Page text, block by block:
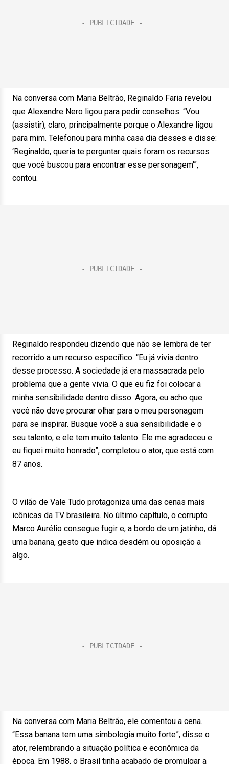
Na conversa com Maria Beltrão, Reginaldo Faria revelou
que Alexandre Nero ligou para pedir conselhos. “Vou
(assistir), claro, principalmente porque o Alexandre ligou
para mim. Telefonou para minha casa dia desses e disse:
‘Reginaldo, queria te perguntar quais foram os recursos
que você buscou para encontrar esse personagem'”,
contou.
Reginaldo respondeu dizendo que não se lembra de ter
recorrido a um recurso específico. “Eu já vivia dentro
desse processo. A sociedade já era massacrada pelo
problema que a gente vivia. O que eu fiz foi colocar a
minha sensibilidade dentro disso. Agora, eu acho que
você não deve procurar olhar para o meu personagem
para se inspirar. Busque você a sua sensibilidade e o
seu talento, e ele tem muito talento. Ele me agradeceu e
eu fiquei muito honrado”, completou o ator, que está com
87 anos.
O vilão de Vale Tudo protagoniza uma das cenas mais
icônicas da TV brasileira. No último capítulo, o corrupto
Marco Aurélio consegue fugir e, a bordo de um jatinho, dá
uma banana, gesto que indica desdém ou oposição a
algo.
Na conversa com Maria Beltrão, ele comentou a cena.
“Essa banana tem uma simbologia muito forte”, disse o
ator, relembrando a situação política e econômica da
época. Em 1988, o Brasil tinha acabado de promulgar a